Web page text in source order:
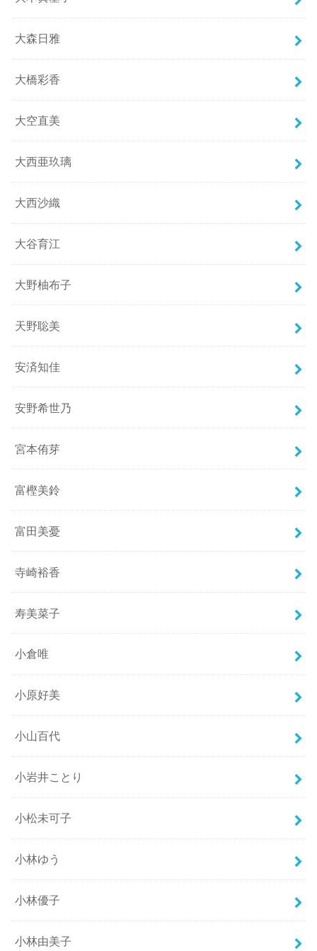
大森日雅
大橋彩香
大空直美
大西亜玖璃
大西沙織
大谷育江
大野柚布子
天野聡美
安済知佳
安野希世乃
宮本侑芽
富樫美鈴
富田美憂
寺崎裕香
寿美菜子
小倉唯
小原好美
小山百代
小岩井ことり
小松未可子
小林ゆう
小林優子
小林由美子